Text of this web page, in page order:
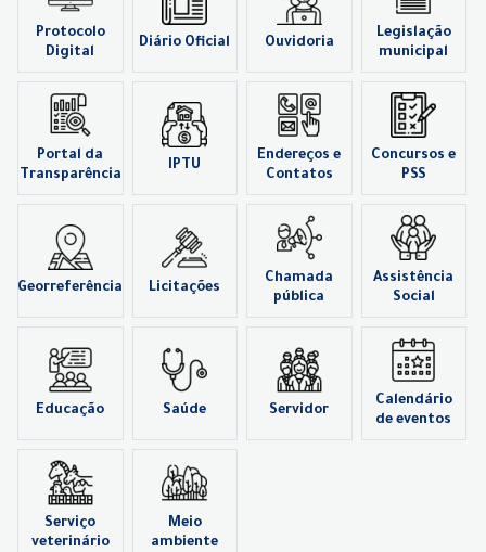
Protocolo
Digital
Diário Oficial Ouvidoria
Legislação
municipal
Portal da
Transparência
IPTU
Endereços e
Contatos
Concursos e
PSS
Georreferência Licitações
Chamada
pública
Assistência
Social
Educação Saúde Servidor
Calendário
de eventos
Serviço
veterinário
Meio
ambiente